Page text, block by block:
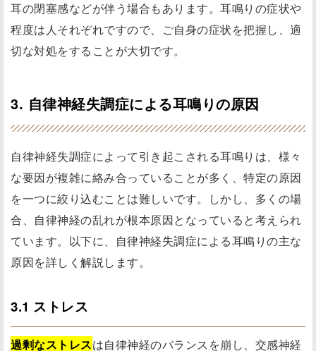
耳の閉塞感などが伴う場合もあります。耳鳴りの症状や
程度は人それぞれですので、ご自身の症状を把握し、適
切な対処をすることが大切です。
3. 自律神経失調症による耳鳴りの原因
自律神経失調症によって引き起こされる耳鳴りは、様々
な要因が複雑に絡み合っていることが多く、特定の原因
を一つに絞り込むことは難しいです。しかし、多くの場
合、自律神経の乱れが根本原因となっていると考えられ
ています。以下に、自律神経失調症による耳鳴りの主な
原因を詳しく解説します。
3.1 ストレス
過剰なストレスは自律神経のバランスを崩し、交感神経